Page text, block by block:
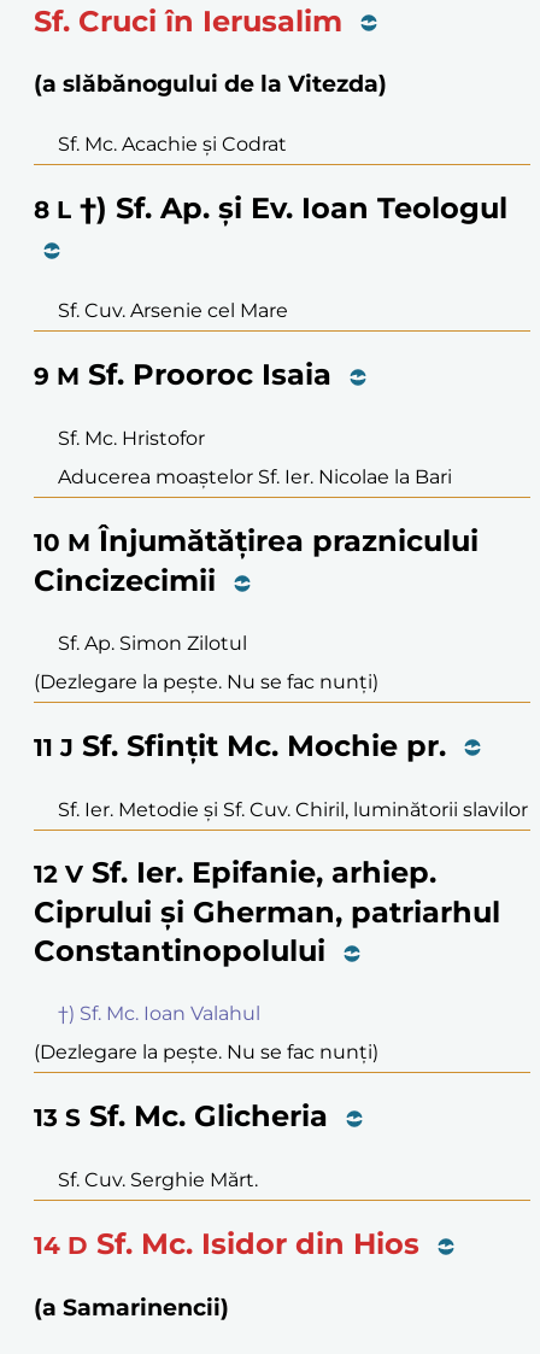
Sf. Cruci în Ierusalim
(a slăbănogului de la Vitezda)
Sf. Mc. Acachie și Codrat
8 L †) Sf. Ap. și Ev. Ioan Teologul
Sf. Cuv. Arsenie cel Mare
9 M Sf. Prooroc Isaia
Sf. Mc. Hristofor
Aducerea moaștelor Sf. Ier. Nicolae la Bari
10 M Înjumătățirea praznicului
Cincizecimii
Sf. Ap. Simon Zilotul
(Dezlegare la pește. Nu se fac nunți)
11 J Sf. Sfințit Mc. Mochie pr.
Sf. Ier. Metodie și Sf. Cuv. Chiril, luminătorii slavilor
12 V Sf. Ier. Epifanie, arhiep.
Ciprului și Gherman, patriarhul
Constantinopolului
†) Sf. Mc. Ioan Valahul
(Dezlegare la pește. Nu se fac nunți)
13 S Sf. Mc. Glicheria
Sf. Cuv. Serghie Mărt.
14 D Sf. Mc. Isidor din Hios
(a Samarinencii)